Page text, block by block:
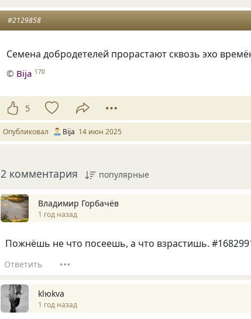
#2129858
Семена добродетелей прорастают сквозь эхо
© Bija 170
5
Опубликовал Bija 14 июн 2025
2 комментария популярные
Владимир Горбачёв
1 год назад
Пожнёшь не что посеешь, а что взрастишь.
Ответить
klюkva
1 год назад